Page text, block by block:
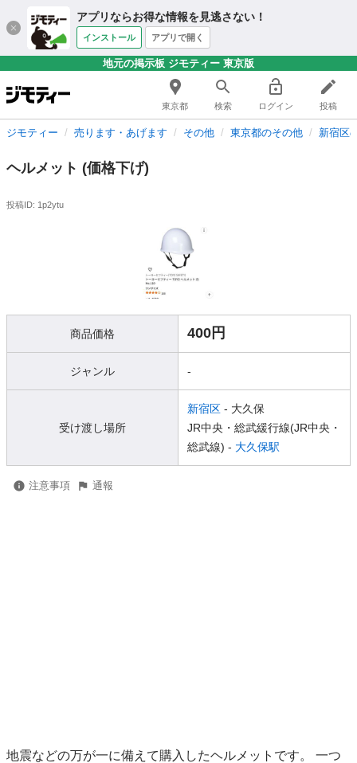
アプリならお得な情報を見逃さない！
インストール アプリで開く
地元の掲示板 ジモティー 東京版
東京都 検索 ログイン 投稿
ジモティー 売ります・あげます その他 東京都のその他 新宿区
ヘルメット (価格下げ)
投稿ID: 1p2ytu
商品価格 400円
ジャンル -
受け渡し場所
新宿区 - 大久保
JR中央・総武緩行線(JR中央・
総武線) - 大久保駅
注意事項 通報
地震などの万が一に備えて購入したヘルメットです。 一つ